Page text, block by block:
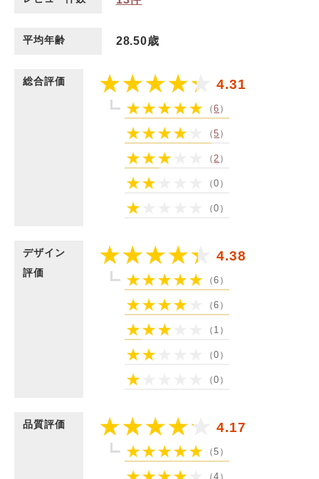
平均年齢 28.50歳
総合評価 4.31
（6 ）
（5 ）
（2 ）
（0）
（0）
デザイン
評価
4.38
（6）
（6）
（1）
（0）
（0）
品質評価 4.17
（5）
（4）